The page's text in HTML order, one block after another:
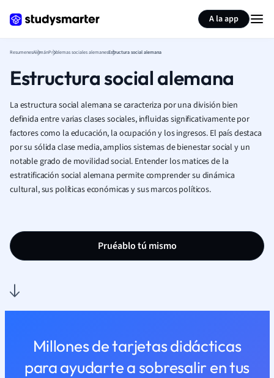
A la app
ResumenesAlemánProblemas sociales alemanesEstructura social alemana
Estructura social alemana
La estructura social alemana se caracteriza por una división bien
definida entre varias clases sociales, influidas significativamente por
factores como la educación, la ocupación y los ingresos. El país destaca
por su sólida clase media, amplios sistemas de bienestar social y un
notable grado de movilidad social. Entender los matices de la
estratificación social alemana permite comprender su dinámica
cultural, sus políticas económicas y sus marcos políticos.
Pruéablo tú mismo
Millones de tarjetas didácticas
para ayudarte a sobresalir en tus
Resumir página